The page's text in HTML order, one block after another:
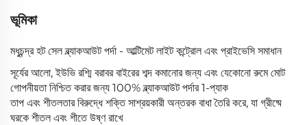
ভূমিকা
মধুচন্দ্র হট সেল ব্ল্যাকআউট পর্দা - আল্টিমেট লাইট কন্ট্রোল এবং প্রাইভেসি সমাধান
সূর্যের আলো, ইউভি রশ্মি বরাবর বাইরের শব্দ কমানোর জন্য এবং যেকোনো রুমে মোট
গোপনীয়তা নিশ্চিত করার জন্য 100% ব্ল্যাকআউট পর্দার 1-প্যাক
তাপ এবং শীতলতার বিরুদ্ধে শক্তি সাশ্রয়কারী অন্তরক বাধা তৈরি করে, যা গ্রীষ্মে
ঘরকে শীতল এবং শীতে উষ্ণ রাখে